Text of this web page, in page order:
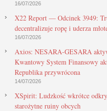
16/07/2026
X22 Report — Odcinek 3949:
decentralizuje ropę i uderza
16/07/2026
Axios: NESARA-GESARA
Kwantowy System Finansowy
Republika przywrócona
14/07/2026
XSpirit: Ludzkość wkrótce
starożytne ruiny obcych